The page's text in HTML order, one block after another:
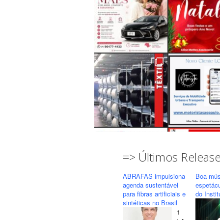
Carregar mais... Seguir
=> Últimos
ABRAFAS impulsiona
agenda sustentável
para fibras artificiais e
sintéticas no Brasil
1
Boa
do